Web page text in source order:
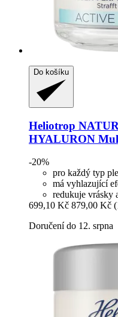
Do košíku
Heliotrop
HYALURON
-20%
pro každý typ
má vyhlazující
redukuje vrásky
699,10 Kč 879,00 Kč
Doručení do 12. srpna